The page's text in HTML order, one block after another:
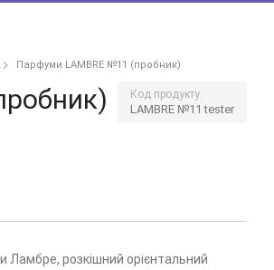
Парфуми LAMBRE №11 (пробник)
Код продукту
LAMBRE №11 tester
Ламбре, розкішний орієнтальний